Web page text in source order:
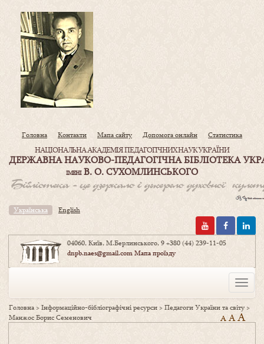
Головна Контакти Мапа сайту Допомога онлайн Статистика
НАЦІОНАЛЬНА АКАДЕМІЯ ПЕДАГОГІЧНИХ НАУК УКРАЇНИ
ДЕРЖАВНА НАУКОВО-ПЕДАГОГІЧНА БІБЛІОТЕКА
ІМЕНІВ. О. СУХОМЛИНСЬКОГО
Українська English
04060, Київ, М.Берлинського, 9+380 (44) 239-11-05
dnpb.naes@gmail.comМапа проїзду
Toggle
Головна >Інформаційно-бібліографічні ресурси >Педагоги України та світу>
Манжос Борис Семенович
A AA